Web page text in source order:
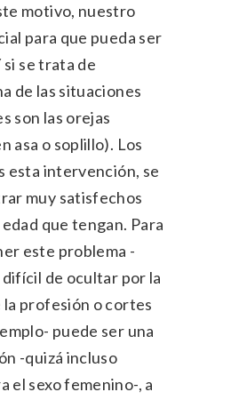
motivo, nuestro
para que pueda ser
se trata de
de las situaciones
son las orejas
asa o soplillo). Los
esta intervención, se
muy satisfechos
edad que tengan. Para
este problema -
difícil de ocultar por la
profesión o cortes
puede ser una
-quizá incluso
el sexo femenino-, a